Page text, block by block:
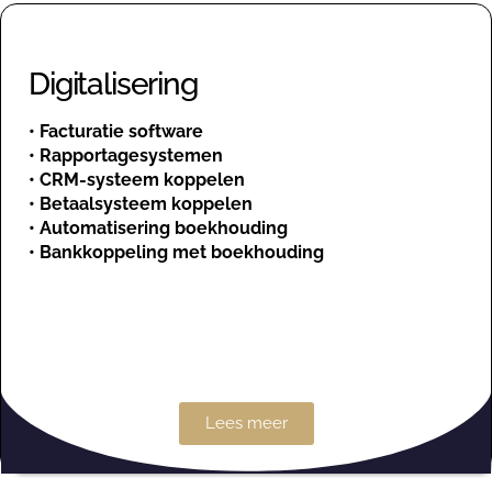
Digitalisering
• Facturatie software
• Rapportagesystemen
• CRM-systeem koppelen
• Betaalsysteem koppelen
• Automatisering boekhouding
• Bankkoppeling met boekhouding
Lees meer